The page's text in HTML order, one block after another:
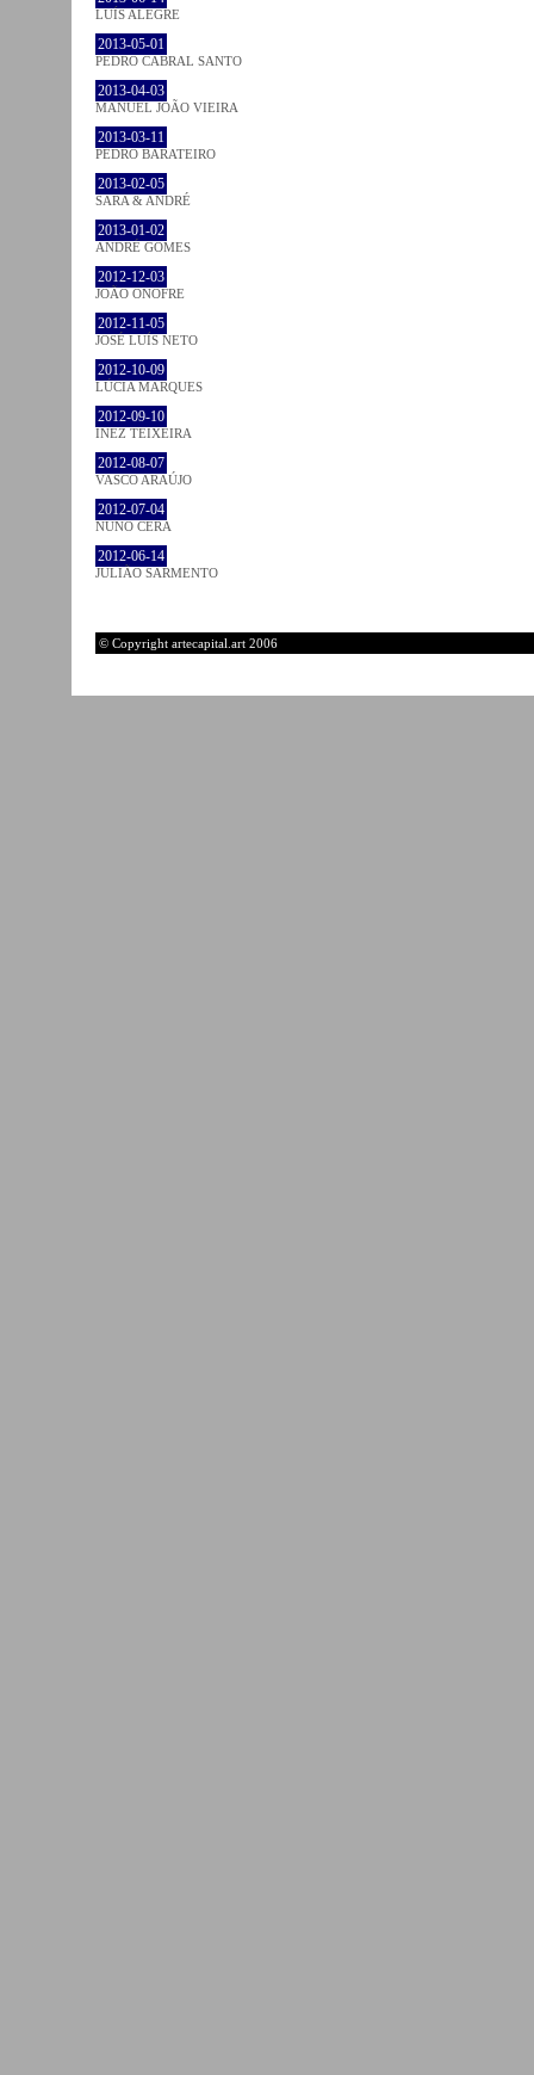
LUÍS ALEGRE
2013-05-01
PEDRO CABRAL SANTO
2013-04-03
MANUEL JOÃO VIEIRA
2013-03-11
PEDRO BARATEIRO
2013-02-05
SARA & ANDRÉ
2013-01-02
ANDRÉ GOMES
2012-12-03
JOÃO ONOFRE
2012-11-05
JOSÉ LUÍS NETO
2012-10-09
LÚCIA MARQUES
2012-09-10
INEZ TEIXEIRA
2012-08-07
VASCO ARAÚJO
2012-07-04
NUNO CERA
2012-06-14
JULIÃO SARMENTO
© Copyright artecapital.art 2006